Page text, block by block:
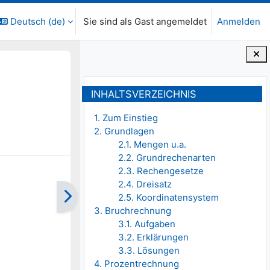
Deutsch ‎(de)‎ Sie sind als Gast angemeldet Anmelden
Blöcke
INHALTSVERZEICHNIS
1. Zum Einstieg
2. Grundlagen
2.1. Mengen u.a.
2.2. Grundrechenarten
2.3. Rechengesetze
2.4. Dreisatz
2.5. Koordinatensystem
3. Bruchrechnung
3.1. Aufgaben
3.2. Erklärungen
3.3. Lösungen
4. Prozentrechnung